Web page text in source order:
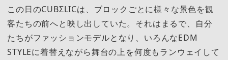
この日のCUBΣLICは、ブロックごとに様々な景色を観
客たちの前へと映し出していた。それはまるで、自分
たちがファッションモデルとなり、いろんなEDM
STYLEに着替えながら舞台の上を何度もランウェイして